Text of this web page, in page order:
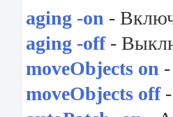
aging -on -
aging -off-
moveObjects on
moveObjects off-